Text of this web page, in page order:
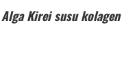
Alga Kirei susu kolagen